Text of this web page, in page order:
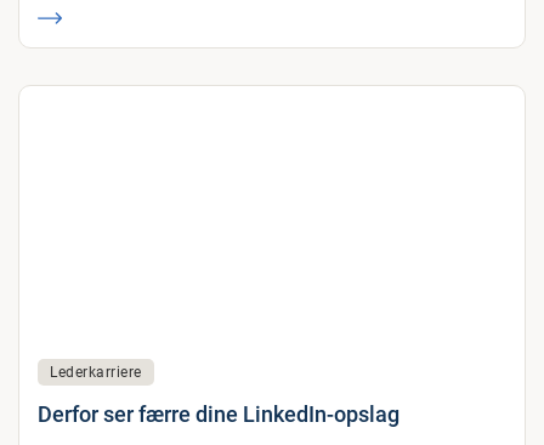
Lederkarriere
Derfor ser færre dine LinkedIn-opslag